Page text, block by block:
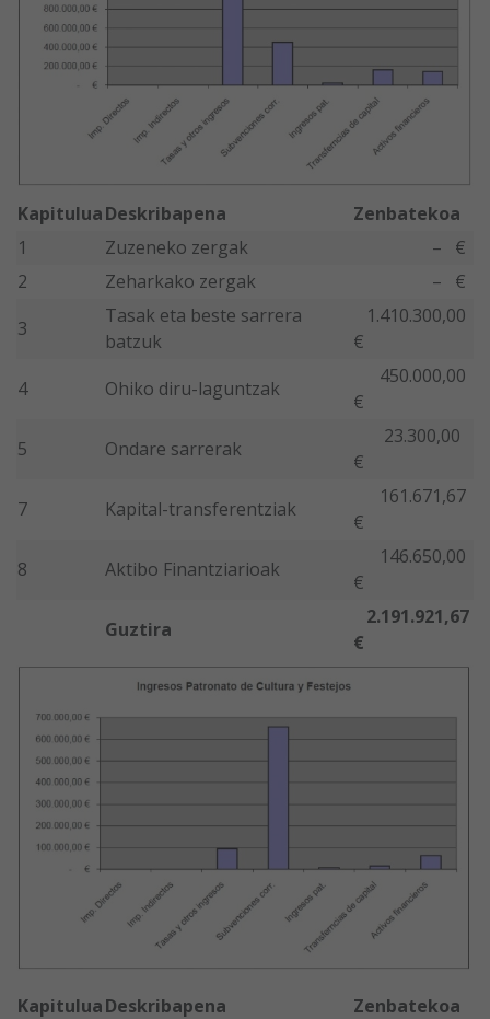
KapituluaDeskribapena
Zenbatekoa
1
Zuzeneko zergak
– €
2
Zeharkako zergak
– €
3
Tasak eta beste sarrera
batzuk
1.410.300,00
€
4
Ohiko diru-laguntzak
450.000,00
€
5
Ondare sarrerak
23.300,00
€
7
Kapital-transferentziak
161.671,67
€
8
Aktibo Finantziarioak
146.650,00
€
Guztira
2.191.921,67
€
KapituluaDeskribapena
Zenbatekoa